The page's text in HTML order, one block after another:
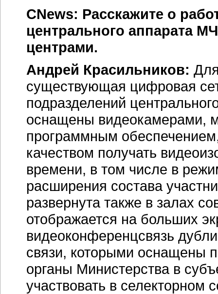
CNews: Расскажите о
центрального аппарата
центрами.
Андрей Красильников:
существующая цифровая
подразделений
оснащены видеокамерами,
программным
качеством получать
времени, в том числе в
расширения состава
развернута также в залах
отображается на больших
видеоконференцсвязь
связи, которыми оснащены
органы Министерства в
участвовать в селекторном